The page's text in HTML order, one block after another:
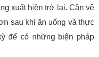
xuất hiện trở lại. Cần vệ
sau khi ăn uống và thực
để có những biện pháp